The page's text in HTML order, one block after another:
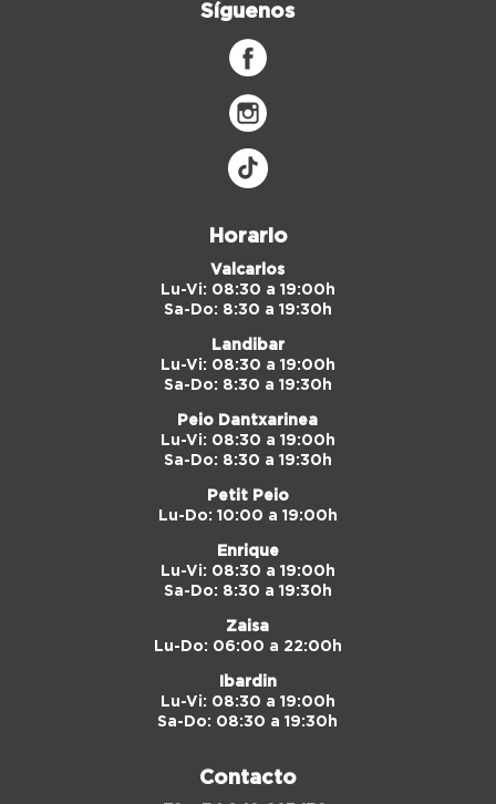
Síguenos
Horario
Valcarlos
Lu-Vi: 08:30 a 19:00h
Sa-Do: 8:30 a 19:30h
Landibar
Lu-Vi: 08:30 a 19:00h
Sa-Do: 8:30 a 19:30h
Peio Dantxarinea
Lu-Vi: 08:30 a 19:00h
Sa-Do: 8:30 a 19:30h
Petit Peio
Lu-Do: 10:00 a 19:00h
Enrique
Lu-Vi: 08:30 a 19:00h
Sa-Do: 8:30 a 19:30h
Zaisa
Lu-Do: 06:00 a 22:00h
Ibardin
Lu-Vi: 08:30 a 19:00h
Sa-Do: 08:30 a 19:30h
Contacto